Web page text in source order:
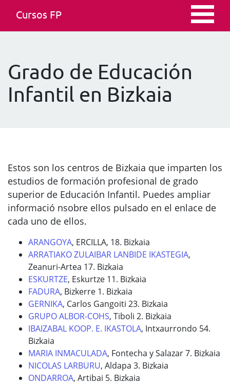
Cursos FP
Grado de Educación
Infantil en Bizkaia
Estos son los centros de Bizkaia que imparten los
estudios de formación profesional de grado
superior de Educación Infantil. Puedes ampliar
informació nsobre ellos pulsado en el enlace de
cada uno de ellos.
ARANGOYA, ERCILLA, 18. Bizkaia
ARRATIAKO ZULAIBAR LANBIDE IKASTEGIA,
Zeanuri-Artea 17. Bizkaia
ESKURTZE, Eskurtze 11. Bizkaia
FADURA, Bizkerre 1. Bizkaia
GERNIKA, Carlos Gangoiti 23. Bizkaia
GRUPO ALBOR-COHS, Tiboli 2. Bizkaia
IBAIZABAL KOOP. E. IKASTOLA, Intxaurrondo 54.
Bizkaia
MARIA INMACULADA, Fontecha y Salazar 7. Bizkaia
NICOLAS LARBURU, Aldapa 3. Bizkaia
ONDARROA, Artibai 5. Bizkaia